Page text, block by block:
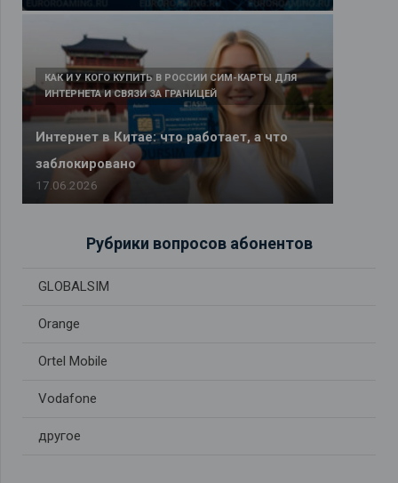
Интернет в Китае: что работает, а что
заблокировано
КАК И У КОГО КУПИТЬ В РОССИИ СИМ-КАРТЫ ДЛЯ
ИНТЕРНЕТА И СВЯЗИ ЗА ГРАНИЦЕЙ
17.06.2026
Рубрики вопросов абонентов
GLOBALSIM
Orange
Ortel Mobile
Vodafone
другое